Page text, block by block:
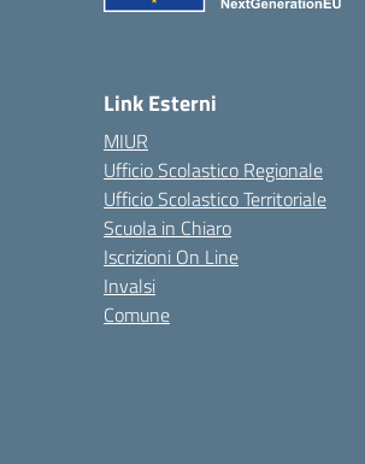
Link Esterni
MIUR
Ufficio Scolastico Regionale
Ufficio Scolastico Territoriale
Scuola in Chiaro
Iscrizioni On Line
Invalsi
Comune